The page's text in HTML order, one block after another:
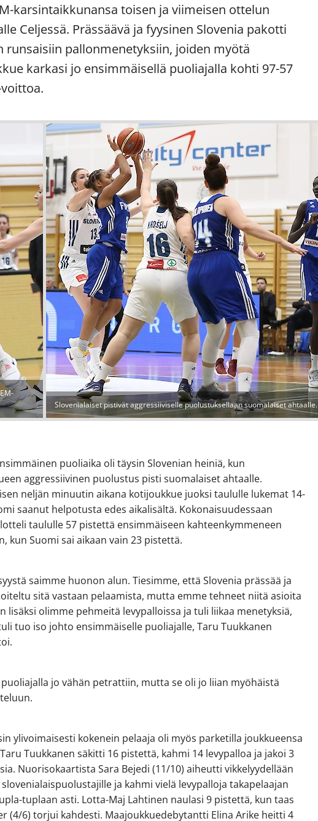
karsintaikkunansa toisen ja viimeisen ottelun
Celjessä. Prässäävä ja fyysinen Slovenia pakotti
runsaisiin pallonmenetyksiin, joiden myötä
karkasi jo ensimmäisellä puoliajalla kohti 97-57
Slovenialaiset pistivät aggressiiviselle puolustuksellaan suomalaiset ahtaalle.
puoliaika oli täysin Slovenian heiniä, kun
aggressiivinen puolustus pisti suomalaiset ahtaalle.
neljän minuutin aikana kotijoukkue juoksi taululle lukemat 14-
saanut helpotusta edes aikalisältä. Kokonaisuudessaan
taululle 57 pistettä ensimmäiseen kahteenkymmeneen
kun Suomi sai aikaan vain 23 pistettä.
saimme huonon alun. Tiesimme, että Slovenia prässää ja
sitä vastaan pelaamista, mutta emme tehneet niitä asioita
lisäksi olimme pehmeitä levypalloissa ja tuli liikaa menetyksiä,
tuo iso johto ensimmäiselle puoliajalle, Taru Tuukkanen
puoliajalla jo vähän petrattiin, mutta se oli jo liian myöhäistä
ylivoimaisesti kokenein pelaaja oli myös parketilla joukkueensa
Tuukkanen säkitti 16 pistettä, kahmi 14 levypalloa ja jakoi 3
Nuorisokaartista Sara Bejedi (11/10) aiheutti vikkelyydellään
ja kahmi vielä levypalloja takapelaajan
tuplaan asti. Lotta-Maj Lahtinen naulasi 9 pistettä, kun taas
(4/6) torjui kahdesti. Maajoukkuedebytantti Elina Arike heitti 4